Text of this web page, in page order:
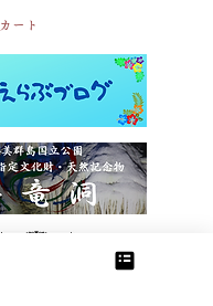
カート